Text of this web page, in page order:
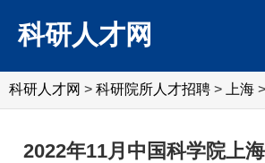
科研人才网
科研人才网 > 科研院所人才招聘 > 上海 >
2022年11月中国科学院上